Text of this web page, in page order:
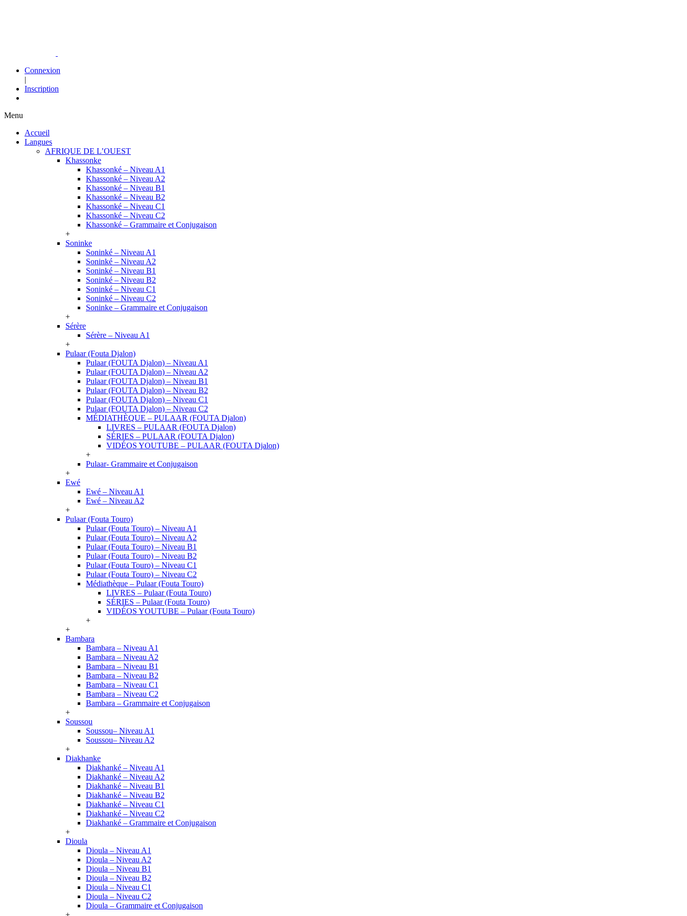
Connexion
|
Inscription
Menu
Accueil
Langues
AFRIQUE DE L’OUEST
Khassonke
Khassonké – Niveau A1
Khassonké – Niveau A2
Khassonké – Niveau B1
Khassonké – Niveau B2
Khassonké – Niveau C1
Khassonké – Niveau C2
Khassonké – Grammaire et Conjugaison
+
Soninke
Soninké – Niveau A1
Soninké – Niveau A2
Soninké – Niveau B1
Soninké – Niveau B2
Soninké – Niveau C1
Soninké – Niveau C2
Soninke – Grammaire et Conjugaison
+
Sérère
Sérère – Niveau A1
+
Pulaar (Fouta Djalon)
Pulaar (FOUTA Djalon) – Niveau A1
Pulaar (FOUTA Djalon) – Niveau A2
Pulaar (FOUTA Djalon) – Niveau B1
Pulaar (FOUTA Djalon) – Niveau B2
Pulaar (FOUTA Djalon) – Niveau C1
Pulaar (FOUTA Djalon) – Niveau C2
MÉDIATHÈQUE – PULAAR (FOUTA Djalon)
LIVRES – PULAAR (FOUTA Djalon)
SÉRIES – PULAAR (FOUTA Djalon)
VIDÉOS YOUTUBE – PULAAR (FOUTA Djalon)
+
Pulaar- Grammaire et Conjugaison
+
Ewé
Ewé – Niveau A1
Ewé – Niveau A2
+
Pulaar (Fouta Touro)
Pulaar (Fouta Touro) – Niveau A1
Pulaar (Fouta Touro) – Niveau A2
Pulaar (Fouta Touro) – Niveau B1
Pulaar (Fouta Touro) – Niveau B2
Pulaar (Fouta Touro) – Niveau C1
Pulaar (Fouta Touro) – Niveau C2
Médiathèque – Pulaar (Fouta Touro)
LIVRES – Pulaar (Fouta Touro)
SÉRIES – Pulaar (Fouta Touro)
VIDÉOS YOUTUBE – Pulaar (Fouta Touro)
+
+
Bambara
Bambara – Niveau A1
Bambara – Niveau A2
Bambara – Niveau B1
Bambara – Niveau B2
Bambara – Niveau C1
Bambara – Niveau C2
Bambara – Grammaire et Conjugaison
+
Soussou
Soussou– Niveau A1
Soussou– Niveau A2
+
Diakhanke
Diakhanké – Niveau A1
Diakhanké – Niveau A2
Diakhanké – Niveau B1
Diakhanké – Niveau B2
Diakhanké – Niveau C1
Diakhanké – Niveau C2
Diakhanké – Grammaire et Conjugaison
+
Dioula
Dioula – Niveau A1
Dioula – Niveau A2
Dioula – Niveau B1
Dioula – Niveau B2
Dioula – Niveau C1
Dioula – Niveau C2
Dioula – Grammaire et Conjugaison